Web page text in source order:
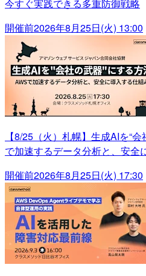
今すぐ実践できる多重防御戦略
開催前2026年8月25日(火) 13:00
【8/25（火）札幌】生成AIを“
で加速するデータ分析と、安全
開催前2026年8月25日(火) 17:30